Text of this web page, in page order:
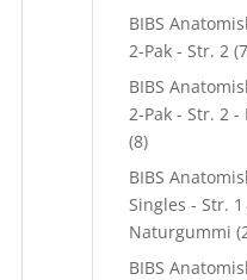
BIBS
2-Pak - Str. 2
BIBS
2-Pak - Str. 2
(8)
BIBS
Singles - Str. 1
Naturgummi
BIBS